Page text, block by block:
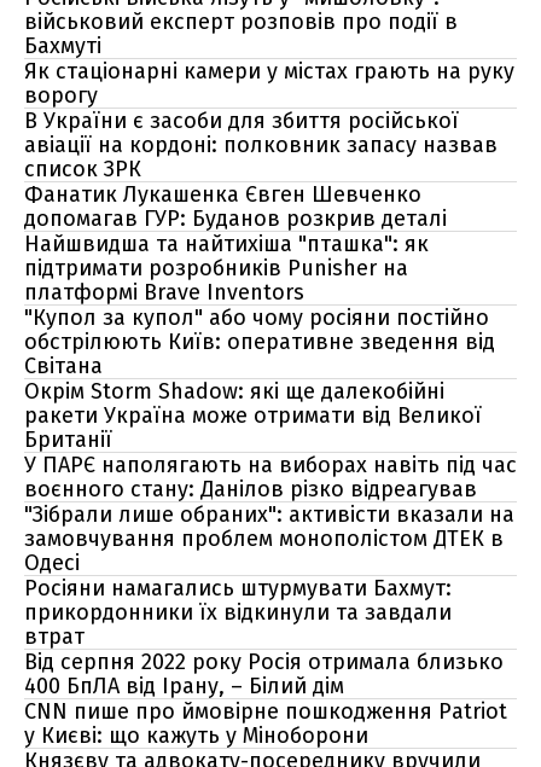
військовий експерт розповів про події в
Бахмуті
Як стаціонарні камери у містах грають на руку
ворогу
В України є засоби для збиття російської
авіації на кордоні: полковник запасу назвав
список ЗРК
Фанатик Лукашенка Євген Шевченко
допомагав ГУР: Буданов розкрив деталі
Найшвидша та найтихіша "пташка": як
підтримати розробників Punisher на
платформі Brave Inventors
"Купол за купол" або чому росіяни постійно
обстрілюють Київ: оперативне зведення від
Світана
Окрім Storm Shadow: які ще далекобійні
ракети Україна може отримати від Великої
Британії
У ПАРЄ наполягають на виборах навіть під час
воєнного стану: Данілов різко відреагував
"Зібрали лише обраних": активісти вказали на
замовчування проблем монополістом ДТЕК в
Одесі
Росіяни намагались штурмувати Бахмут:
прикордонники їх відкинули та завдали
втрат
Від серпня 2022 року Росія отримала близько
400 БпЛА від Ірану, – Білий дім
CNN пише про ймовірне пошкодження Patriot
у Києві: що кажуть у Міноборони
Князєву та адвокату-посереднику вручили